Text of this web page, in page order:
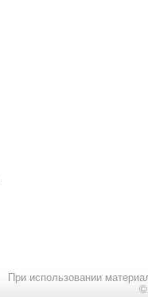
При использовании